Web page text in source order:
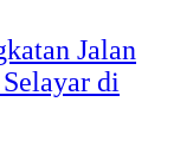
Jalan
di